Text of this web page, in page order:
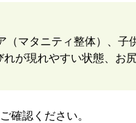
マタニティ整体）、子
が現れやすい状態、お
確認ください。